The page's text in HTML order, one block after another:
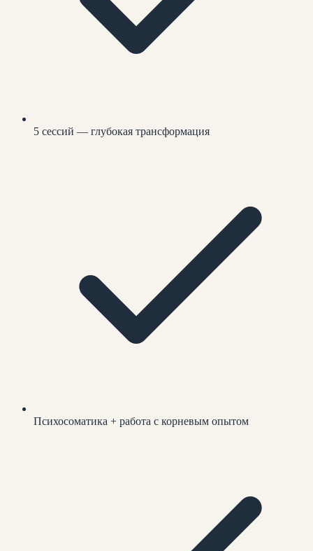
5 сессий — глубокая трансформация
Психосоматика + работа с корневым опытом